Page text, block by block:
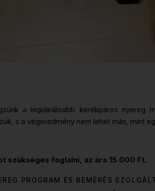
a legideálisabb kerékpáros nyereg
s a végeredmény nem lehet más, mint
szükséges foglalni, az ára 15 000 Ft.
PROGRAM ÉS BEMÉRÉS